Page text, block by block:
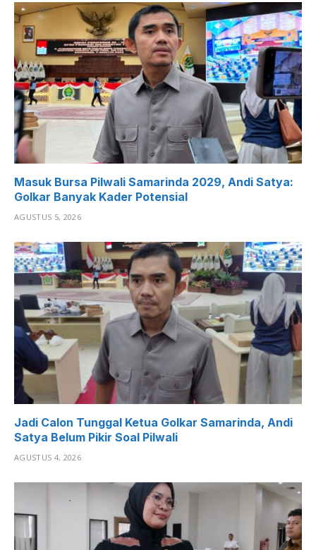
Masuk Bursa Pilwali Samarinda 2029, Andi Satya:
Golkar Banyak Kader Potensial
AGUSTUS 5, 2026
Jadi Calon Tunggal Ketua Golkar Samarinda, Andi
Satya Belum Pikir Soal Pilwali
AGUSTUS 4, 2026